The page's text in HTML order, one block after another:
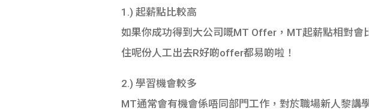
1.) 起薪點比較高
如果你成功得到大公司嘅MT Offer，MT起薪點相對
住呢份人工出去R好啲offer都易啲啦！
2.) 學習機會較多
MT通常會有機會係唔同部門工作，對於職場新人黎講